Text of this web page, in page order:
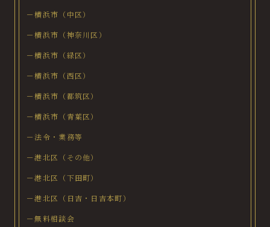
－横浜市（中区）
－横浜市（神奈川区）
－横浜市（緑区）
－横浜市（西区）
－横浜市（都筑区）
－横浜市（青葉区）
－法令・業務等
－港北区（その他）
－港北区（下田町）
－港北区（日吉・日吉本町）
－無料相談会